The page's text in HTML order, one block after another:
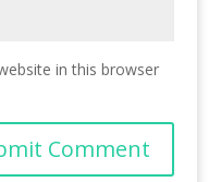
in this browser